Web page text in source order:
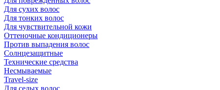
Для сухих волос
Для тонких волос
Для чувствительной кожи
Оттеночные кондиционеры
Против выпадения волос
Солнцезащитные
Технические средства
Несмываемые
Travel-size
Для седых волос